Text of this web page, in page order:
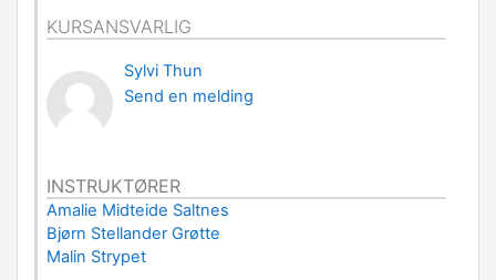
KURSANSVARLIG
Sylvi Thun
Send en melding
INSTRUKTØRER
Amalie Midteide Saltnes
Bjørn Stellander Grøtte
Malin Strypet